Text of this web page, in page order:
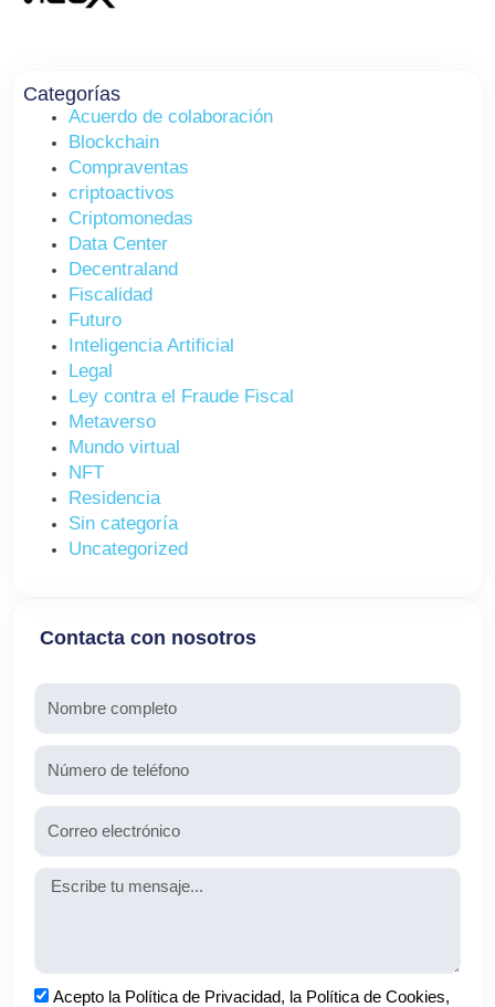
Categorías
Acuerdo de colaboración
Blockchain
Compraventas
criptoactivos
Criptomonedas
Data Center
Decentraland
Fiscalidad
Futuro
Inteligencia Artificial
Legal
Ley contra el Fraude Fiscal
Metaverso
Mundo virtual
NFT
Residencia
Sin categoría
Uncategorized
Contacta con nosotros
Nombre
Teléfono
Email
Mensaje
Aceptación
Acepto la Política de Privacidad, la Política de Cookies,